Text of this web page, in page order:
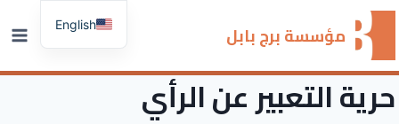
التجاوز
المحتوى
مؤسسة برج بابل
حرية التعبير عن الرأي
English